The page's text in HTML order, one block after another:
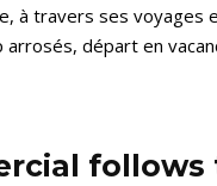
à travers ses voyages
départ en